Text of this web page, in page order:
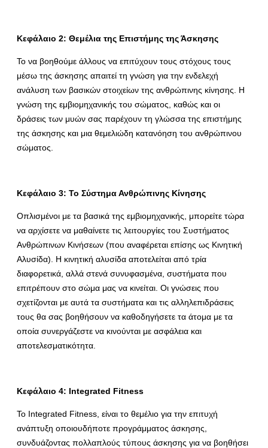
Κεφάλαιο 2: Θεμέλια της Επιστήμης της Άσκησης
Το να βοηθούμε άλλους να επιτύχουν τους στόχους τους
μέσω της άσκησης απαιτεί τη γνώση για την ενδελεχή
ανάλυση των βασικών στοιχείων της ανθρώπινης κίνησης. Η
γνώση της εμβιομηχανικής του σώματος, καθώς και οι
δράσεις των μυών σας παρέχουν τη γλώσσα της επιστήμης
της άσκησης και μια θεμελιώδη κατανόηση του ανθρώπινου
σώματος.
Κεφάλαιο 3: Το Σύστημα Ανθρώπινης Κίνησης
Οπλισμένοι με τα βασικά της εμβιομηχανικής, μπορείτε τώρα
να αρχίσετε να μαθαίνετε τις λειτουργίες του Συστήματος
Ανθρώπινων Κινήσεων (που αναφέρεται επίσης ως Κινητική
Αλυσίδα). Η κινητική αλυσίδα αποτελείται από τρία
διαφορετικά, αλλά στενά συνυφασμένα, συστήματα που
επιτρέπουν στο σώμα μας να κινείται. Οι γνώσεις που
σχετίζονται με αυτά τα συστήματα και τις αλληλεπιδράσεις
τους θα σας βοηθήσουν να καθοδηγήσετε τα άτομα με τα
οποία συνεργάζεστε να κινούνται με ασφάλεια και
αποτελεσματικότητα.
Κεφάλαιο 4: Integrated Fitness
Το Integrated Fitness, είναι το θεμέλιο για την επιτυχή
ανάπτυξη οποιουδήποτε προγράμματος άσκησης,
συνδυάζοντας πολλαπλούς τύπους άσκησης για να βοηθήσει